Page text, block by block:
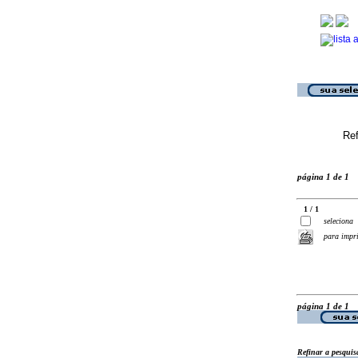
página 1 de 1
1 / 1
seleciona
para
página 1 de 1
Refinar a